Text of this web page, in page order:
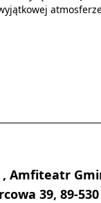
, Amfiteatr
39, 89-